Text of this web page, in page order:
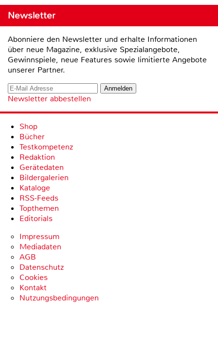
Newsletter
Abonniere den Newsletter und erhalte Informationen
über neue Magazine, exklusive Spezialangebote,
Gewinnspiele, neue Features sowie limitierte Angebote
unserer Partner.
Newsletter abbestellen
Shop
Bücher
Testkompetenz
Redaktion
Gerätedaten
Bildergalerien
Kataloge
RSS-Feeds
Topthemen
Editorials
Impressum
Mediadaten
AGB
Datenschutz
Cookies
Kontakt
Nutzungsbedingungen